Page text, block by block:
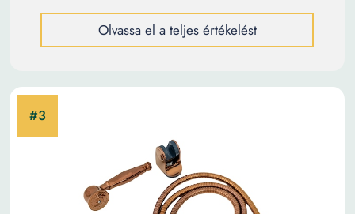
Olvassa el a teljes értékelést